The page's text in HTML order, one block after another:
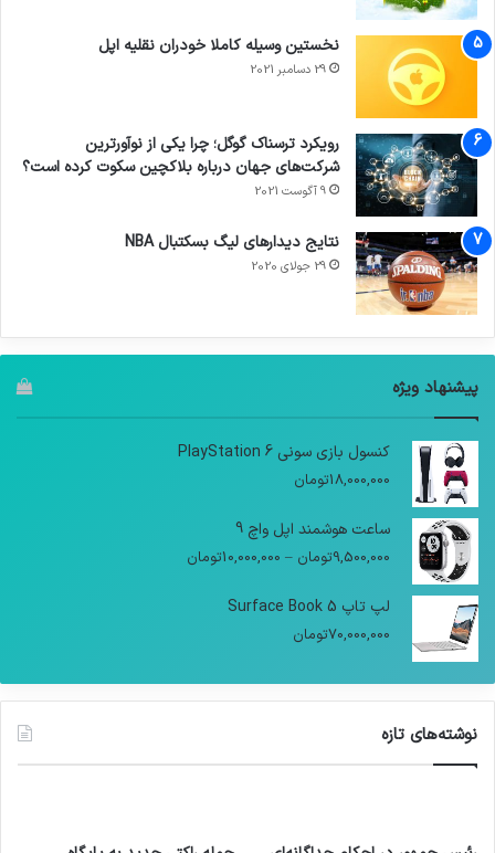
نخستین وسیله کاملا خودران نقلیه اپل
29 دسامبر 2021
رویکرد ترسناک گوگل؛ چرا یکی از نوآورترین
شرکت‌های جهان درباره بلاکچین سکوت کرده است؟
9 آگوست 2021
نتایج دیدار‌های لیگ بسکتبال NBA
29 جولای 2020
پیشنهاد ویژه
کنسول بازی سونی PlayStation 6
18,000,000تومان
ساعت هوشمند اپل واچ 9
9,500,000تومان –
10,000,000تومان
لپ تاپ Surface Book 5
70,000,000تومان
نوشته‌های تازه